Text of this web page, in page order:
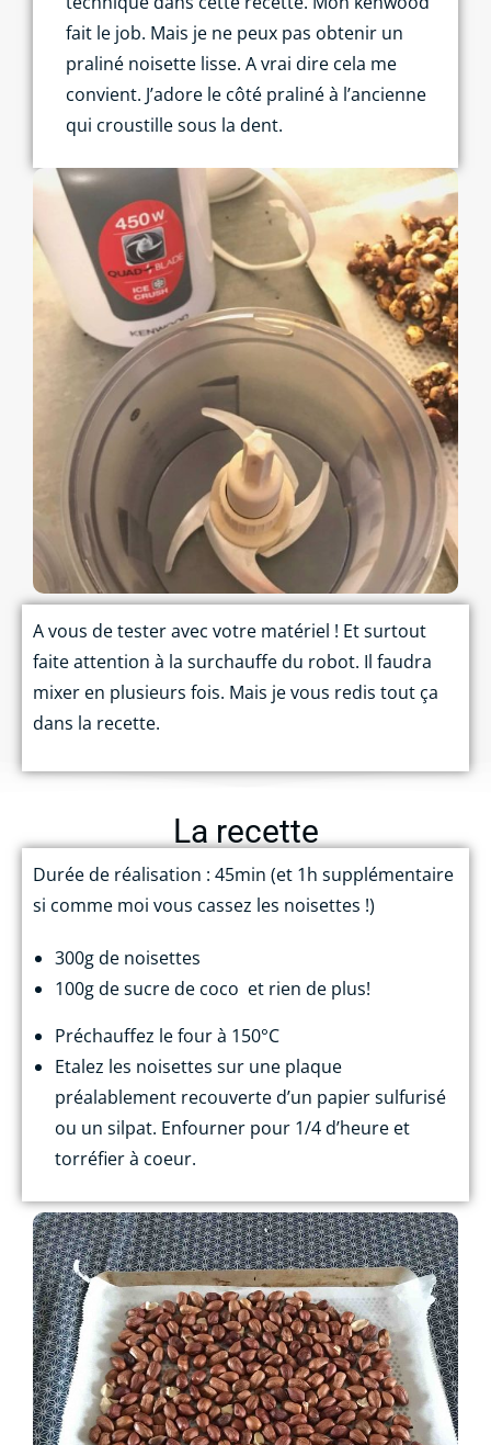
fait le job. Mais je ne peux pas obtenir un
praliné noisette lisse. A vrai dire cela me
convient. J’adore le côté praliné à l’ancienne
qui croustille sous la dent.
A vous de tester avec votre matériel ! Et surtout
faite attention à la surchauffe du robot. Il faudra
mixer en plusieurs fois. Mais je vous redis tout ça
dans la recette.
La recette
Durée de réalisation : 45min (et 1h supplémentaire
si comme moi vous cassez les noisettes !)
300g de noisettes
100g de sucre de coco et rien de plus!
Préchauffez le four à 150°C
Etalez les noisettes sur une plaque
préalablement recouverte d’un papier sulfurisé
ou un silpat. Enfourner pour 1/4 d’heure et
torréfier à coeur.